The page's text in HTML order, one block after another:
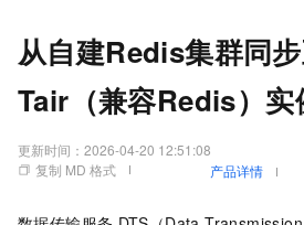
从自建Redis集群同
Tair（兼容Redis）实
更新时间： 2026-04-20 12:51:08
复制 MD 格式
产品详情